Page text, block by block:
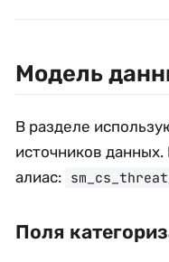
Модель
В разделе
источников
алиас:
Поля